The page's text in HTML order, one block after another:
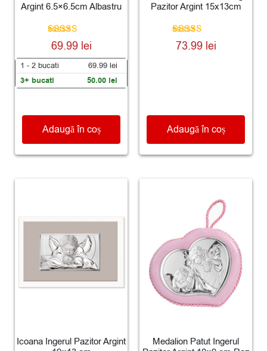
Argint 6.5×6.5cm Albastru
Evaluat la
5.00
din 5
69.99 lei
1 - 2 bucati 69.99 lei
3+ bucati 50.00 lei
Adaugă în coș
Pazitor Argint 15x13cm
Evaluat la
5.00
73.99 lei
Adaugă în coș
Icoana Ingerul Pazitor Argint
Medalion Patut Ingerul